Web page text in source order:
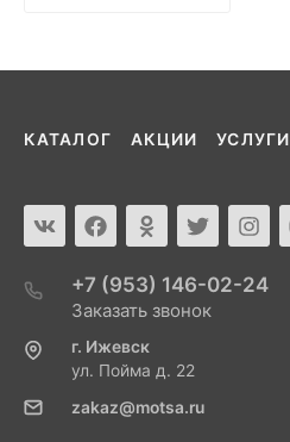
КАТАЛОГ АКЦИИ УСЛУГИ
+7 (953) 146-02-24
Заказать звонок
г. Ижевск
ул. Пойма д. 22
zakaz@motsa.ru